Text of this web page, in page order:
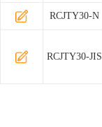
RCJTY30-N
RCJTY30-JIS